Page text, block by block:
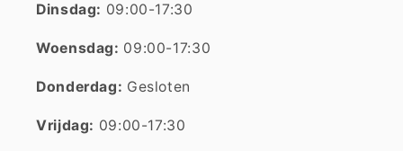
Dinsdag: 09:00-17:30
Woensdag: 09:00-17:30
Donderdag: Gesloten
Vrijdag: 09:00-17:30